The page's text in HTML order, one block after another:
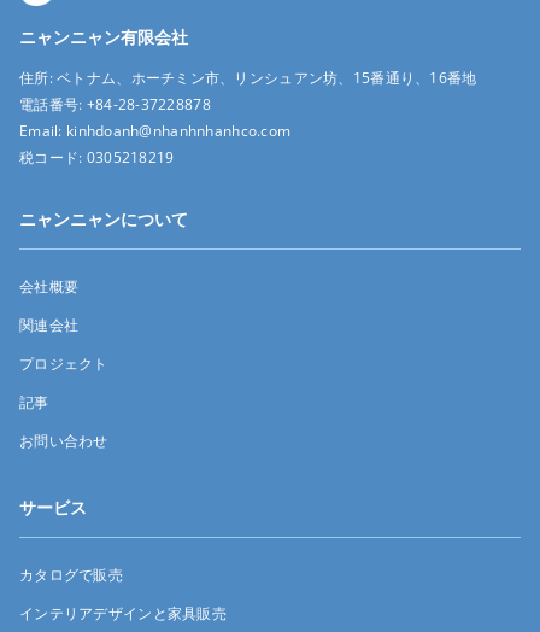
ニャンニャン有限会社
住所:ベトナム、ホーチミン市、リンシュアン坊、15番通り、16番地
電話番号: +84-28-37228878
Email: kinhdoanh@nhanhnhanhco.com
税コード: 0305218219
ニャンニャンについて
会社概要
関連会社
プロジェクト
記事
お問い合わせ
サービス
カタログで販売
インテリアデザインと家具販売